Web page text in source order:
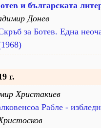
и българската
Донев
за Ботев. Eдна
г.
Христакиев
Рабле -